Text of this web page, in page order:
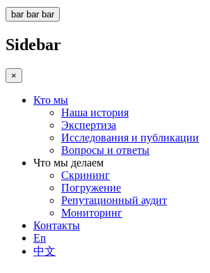
bar bar bar
Sidebar
×
Кто мы
Наша история
Экспертиза
Исследования и публикации
Вопросы и ответы
Что мы делаем
Скрининг
Погружение
Репутационный аудит
Мониторинг
Контакты
En
中文